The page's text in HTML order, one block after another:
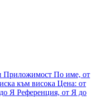
Приложимост По име, от
към висока Цена: от
Я Референция, от Я до